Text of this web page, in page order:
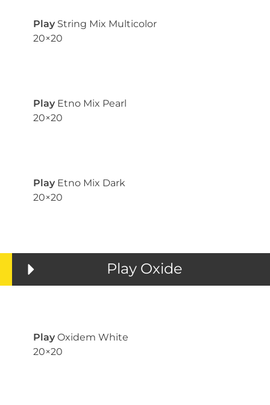
Play String Mix Multicolor
20×20
Play Etno Mix Pearl
20×20
Play Etno Mix Dark
20×20
Play Oxide
Play Oxidem White
20×20